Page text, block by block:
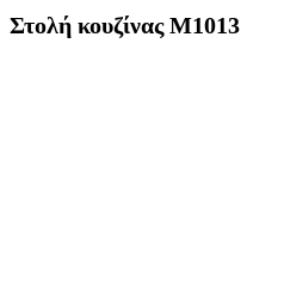
Στολή κουζίνας M1013